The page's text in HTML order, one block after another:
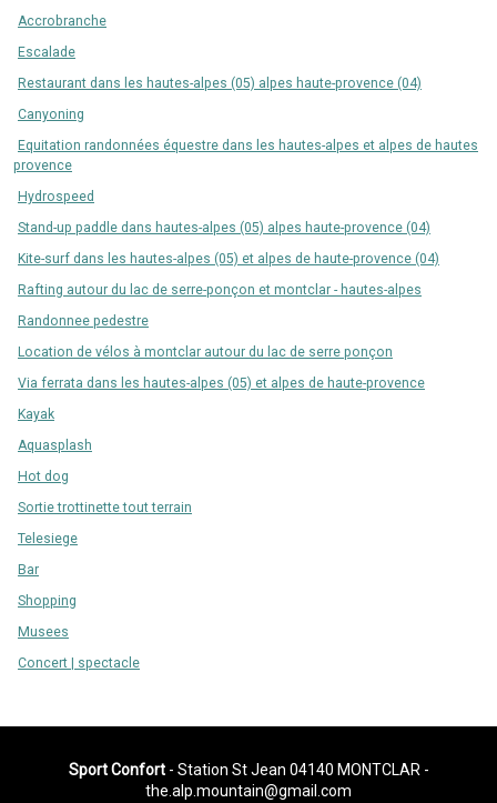
Accrobranche
Escalade
Restaurant dans les hautes-alpes (05) alpes haute-provence (04)
Canyoning
Equitation randonnées équestre dans les hautes-alpes et alpes de hautes
provence
Hydrospeed
Stand-up paddle dans hautes-alpes (05) alpes haute-provence (04)
Kite-surf dans les hautes-alpes (05) et alpes de haute-provence (04)
Rafting autour du lac de serre-ponçon et montclar - hautes-alpes
Randonnee pedestre
Location de vélos à montclar autour du lac de serre ponçon
Via ferrata dans les hautes-alpes (05) et alpes de haute-provence
Kayak
Aquasplash
Hot dog
Sortie trottinette tout terrain
Telesiege
Bar
Shopping
Musees
Concert | spectacle
Sport Confort- Station St Jean 04140 MONTCLAR -
the.alp.mountain@gmail.com